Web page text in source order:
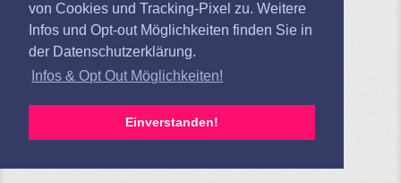
von Cookies und Tracking-Pixel zu. Weitere
Infos und Opt-out Möglichkeiten finden Sie in
der Datenschutzerklärung.
Infos & Opt Out Möglichkeiten!
Einverstanden!
META
Anmelden
Feed der Einträge
Kommentare-Feed
WordPress.org
Google Analytics deaktivieren